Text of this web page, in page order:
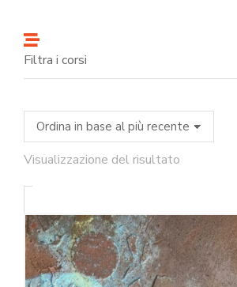
Filtra i corsi
Visualizzazione del risultato